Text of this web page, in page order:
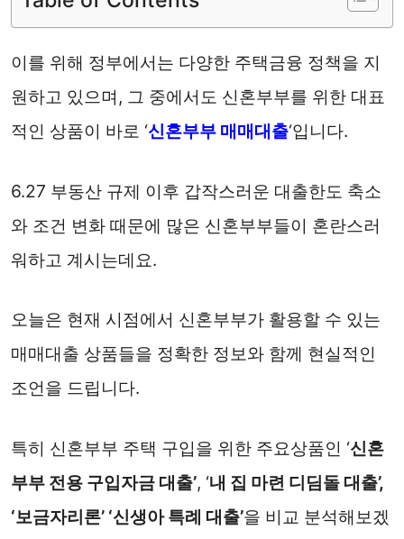
이를 위해 정부에서는 다양한 주택금융 정책을 지
원하고 있으며, 그 중에서도 신혼부부를 위한 대표
적인 상품이 바로 ‘신혼부부 매매대출‘입니다.
6.27 부동산 규제 이후 갑작스러운 대출한도 축소
와 조건 변화 때문에 많은 신혼부부들이 혼란스러
워하고 계시는데요.
오늘은 현재 시점에서 신혼부부가 활용할 수 있는
매매대출 상품들을 정확한 정보와 함께 현실적인
조언을 드립니다.
특히 신혼부부 주택 구입을 위한 주요상품인 ‘신혼
부부 전용 구입자금 대출’, ‘내 집 마련 디딤돌 대출’,
‘보금자리론’ ‘신생아 특례 대출’을 비교 분석해보겠